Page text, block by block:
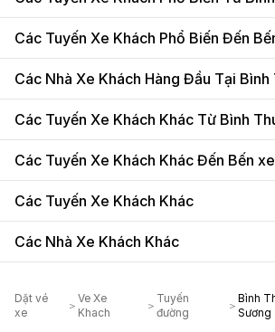
Các Tuyến Xe Khách Phổ Biến Đến
Các Nhà Xe Khách Hàng Đầu Tại Bình
Các Tuyến Xe Khách Khác Từ Bình
Các Tuyến Xe Khách Khác Đến Bến
Các Tuyến Xe Khách Khác
Các Nhà Xe Khách Khác
Dặt vé
xe
＞
Ve Xe
Khach
＞
Tuyến
đường
＞
Bình
Sương